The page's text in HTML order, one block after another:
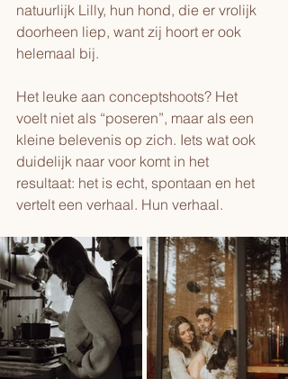
natuurlijk Lilly, hun hond, die er vrolijk
doorheen liep, want zij hoort er ook
helemaal bij.
Het leuke aan conceptshoots? Het
voelt niet als “poseren”, maar als een
kleine belevenis op zich. Iets wat ook
duidelijk naar voor komt in het
resultaat: het is echt, spontaan en het
vertelt een verhaal. Hun verhaal.